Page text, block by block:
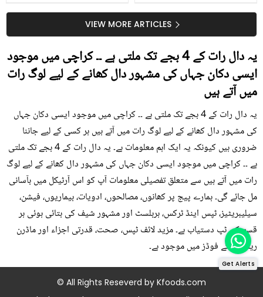
کیوں کھانا چاہیے؟
سستا اور قدرتی حلVIEW MORE ARTICLES
یہ دال رات کے 4 بجے تک ملتی ہے ۔۔ کراچی میں موجود
ایسی دکان جہاں کی مشہور دال کھانے کے لیے لوگ رات
میں آتے ہیں
یہ دال رات کے 4 بجے تک ملتی ہے ۔۔ کراچی میں موجود ایسی دکان جہاں
کی مشہور دال کھانے کے لیے لوگ رات میں آتے ہیں ہر کسی کے لیے جاننا
ضروری ہیں کیونکہ یہ ایک اہم معلومات ہے۔ یہ دال رات کے 4 بجے تک ملتی
ہے ۔۔ کراچی میں موجود ایسی دکان جہاں کی مشہور دال کھانے کے لیے لوگ
رات میں آتے ہیں سے متعلق تفصیلی معلومات آپ کو اس آرٹیکل میں بآسانی
مل جائے گی۔ ہمارے پیج پر کھانوں، مصالحوں، ادویات، بیماریوں، فیشن،
سیلیبریٹیز، ٹپس اینڈ ٹرکس، ہربلسٹ اور مشہور شیف کی بتائی ہوئی ہر
قسم کی ٹپ دستیاب ہے۔ مزید لائف ٹپس، صحت، قدرتی اجزاء اور ماڈرن
ریمیڈی کے فوڈز میں موجود ہے۔
© All Rights Reseverd by Kfoods.com
Get Alerts